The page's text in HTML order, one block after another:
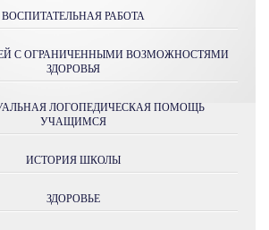
ВОСПИТАТЕЛЬНАЯ РАБОТА
С ОГРАНИЧЕННЫМИ ВОЗМОЖНОСТЯМИ
ЗДОРОВЬЯ
ЛОГОПЕДИЧЕСКАЯ ПОМОЩЬ
УЧАЩИМСЯ
ИСТОРИЯ ШКОЛЫ
ЗДОРОВЬЕ